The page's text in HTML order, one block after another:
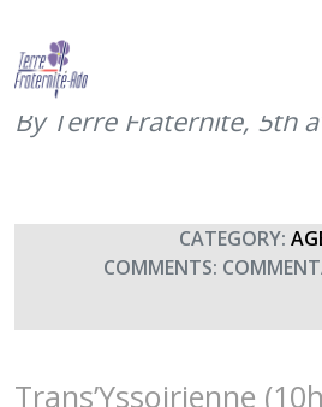
Trans’Yssoirienne à
2020-informations à
By Terre Fraternité, 5th
CATEGORY:
COMMENTS:
Trans’Yssoirienne